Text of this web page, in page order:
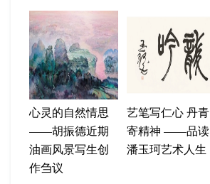
心灵的自然情思
——胡振德近期
油画风景写生创
作刍议
艺笔写仁心 丹青
寄精神 ——品读
潘玉珂艺术人生